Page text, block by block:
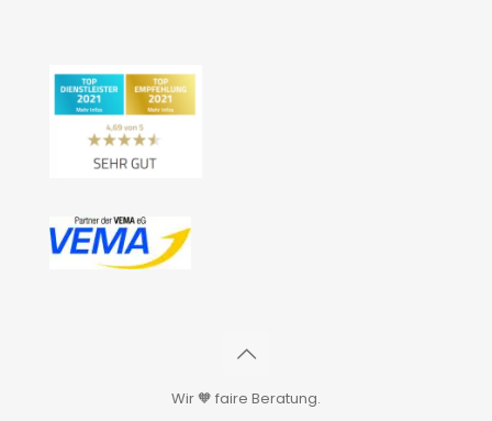
Wir 🧡 faire Beratung.